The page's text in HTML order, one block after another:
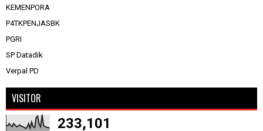
KEMENPORA
P4TKPENJASBK
PGRI
SP Datadik
Verpal PD
VISITOR
233,101